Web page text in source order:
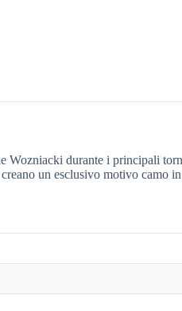
Wozniacki durante i principali
un esclusivo motivo camo